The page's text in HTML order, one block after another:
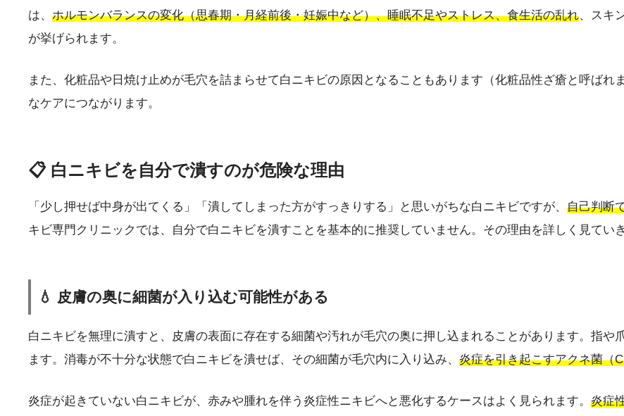
は、 ホルモンバランスの変化（思春期・月経前後・妊娠中など）、睡眠不足やストレス、食生活の乱れ、スキ
が挙げられます。
また、化粧品や日焼け止めが毛穴を詰まらせて白ニキビの原因となることもあります（化粧品性ざ瘡と呼ば
なケアにつながります。
📋 白ニキビを自分で潰すのが危険な理由
「少し押せば中身が出てくる」「潰してしまった方がすっきりする」と思いがちな白ニキビですが、 自己判断
キビ専門クリニックでは、自分で白ニキビを潰すことを基本的に推奨していません。その理由を詳しく見てい
💧 皮膚の奥に細菌が入り込む可能性がある
白ニキビを無理に潰すと、皮膚の表面に存在する細菌や汚れが毛穴の奥に押し込まれることがあります。指や
ます。消毒が不十分な状態で白ニキビを潰せば、その細菌が毛穴内に入り込み、 炎症を引き起こすアクネ菌（
炎症が起きていない白ニキビが、赤みや腫れを伴う炎症性ニキビへと悪化するケースはよく見られます。 炎症